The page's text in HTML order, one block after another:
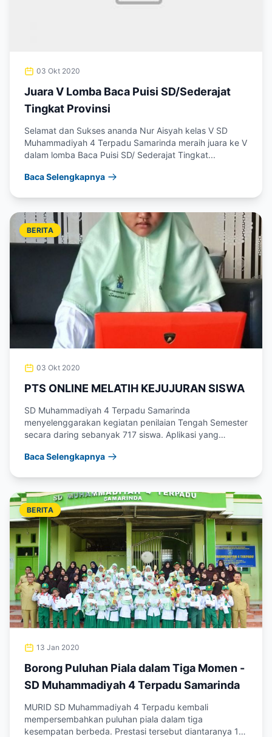
03 Okt 2020
Juara V Lomba Baca Puisi SD/Sederajat
Tingkat Provinsi
Selamat dan Sukses ananda Nur Aisyah kelas V SD
Muhammadiyah 4 Terpadu Samarinda meraih juara ke V
dalam lomba Baca Puisi SD/ Sederajat Tingkat...
Baca Selengkapnya
BERITA
03 Okt 2020
PTS ONLINE MELATIH KEJUJURAN SISWA
SD Muhammadiyah 4 Terpadu Samarinda
menyelenggarakan kegiatan penilaian Tengah Semester
secara daring sebanyak 717 siswa. Aplikasi yang
Baca Selengkapnya
BERITA
13 Jan 2020
Borong Puluhan Piala dalam Tiga Momen -
SD Muhammadiyah 4 Terpadu Samarinda
MURID SD Muhammadiyah 4 Terpadu kembali
mempersembahkan puluhan piala dalam tiga
kesempatan berbeda. Prestasi tersebut diantaranya 1